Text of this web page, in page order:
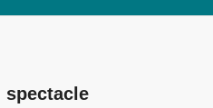
spectacle